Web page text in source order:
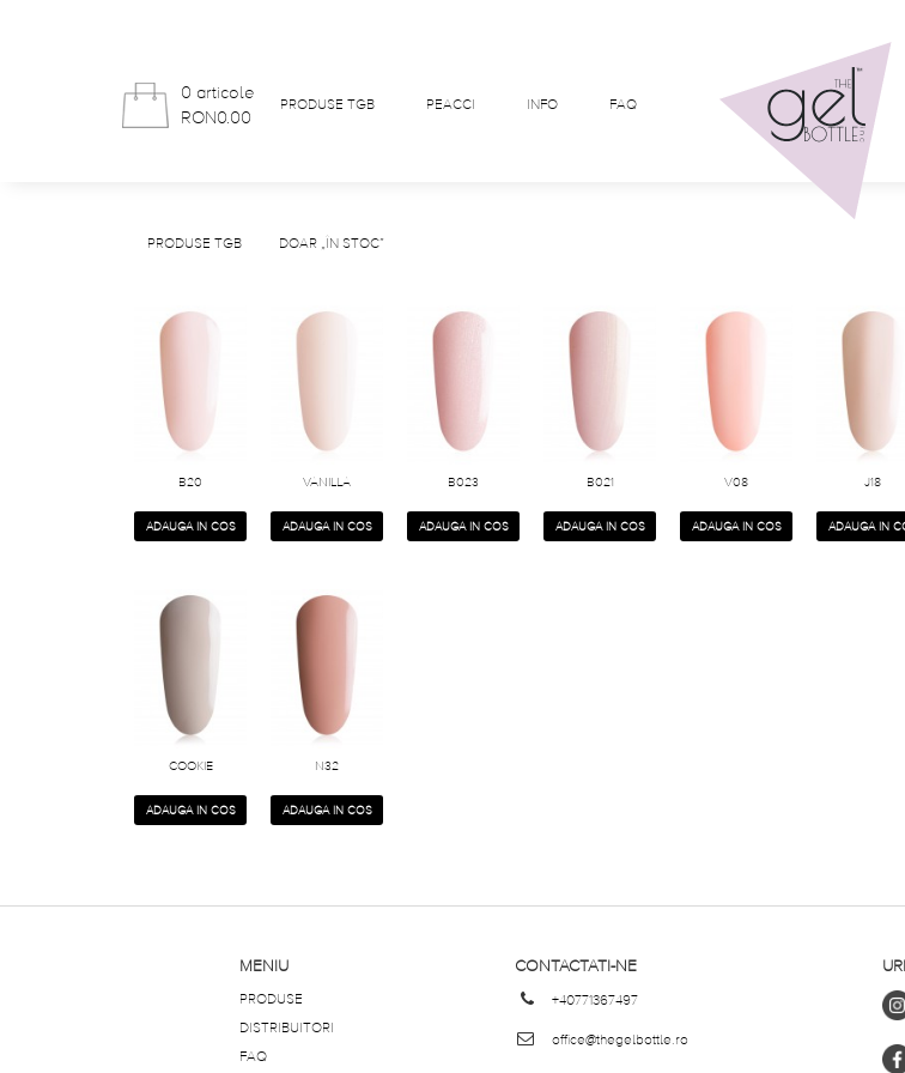
0 articole
RON0.00
PRODUSE TGB PEACCI INFO FAQ
PRODUSE TGB DOAR „ÎN STOC”
B20
ADAUGA IN COS
VANILLA
ADAUGA IN COS
B023
ADAUGA IN COS
B021
ADAUGA IN COS
V08
ADAUGA IN COS
J18
ADAUGA IN
COOKIE
ADAUGA IN COS
N32
ADAUGA IN COS
MENIU
PRODUSE
DISTRIBUITORI
FAQ
CONTACTATI-NE
+40771367497
office@thegelbottle.ro